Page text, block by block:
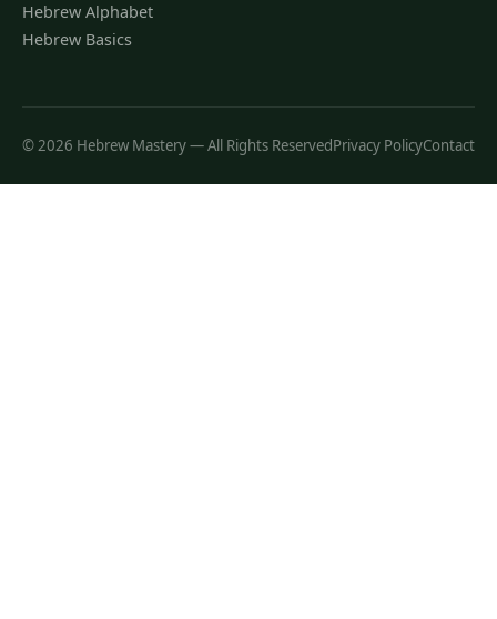
Hebrew Alphabet
Hebrew Basics
© 2026 Hebrew Mastery — All Rights ReservedPrivacy PolicyContact